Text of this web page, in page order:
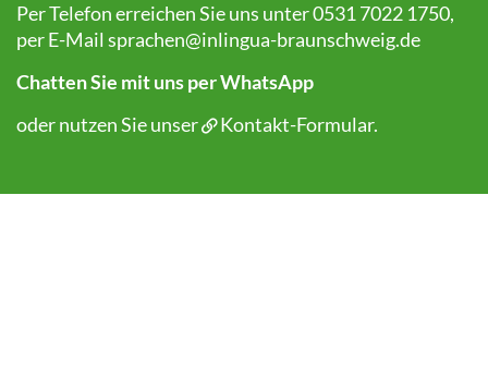
Per Telefon erreichen Sie uns unter 0531 7022 1750,
per E-Mail sprachen@inlingua-braunschweig.de
Chatten Sie mit uns per WhatsApp
oder nutzen Sie unser
Kontakt-Formular.